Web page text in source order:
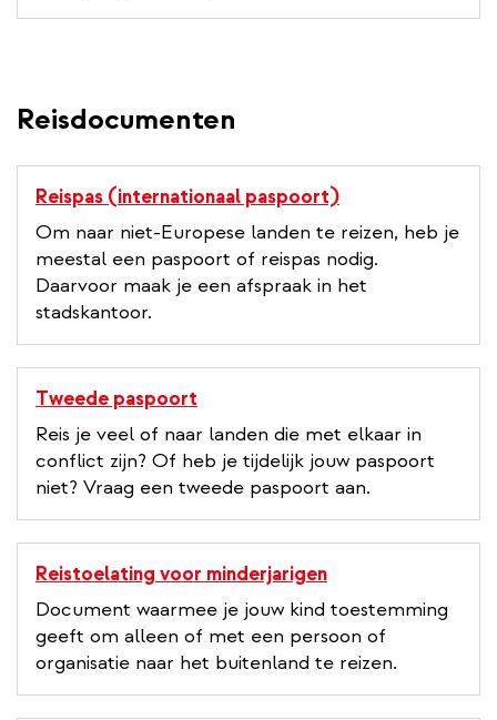
Reisdocumenten
Reispas (internationaal paspoort)
Om naar niet-Europese landen te reizen, heb je
meestal een paspoort of reispas nodig.
Daarvoor maak je een afspraak in het
stadskantoor.
Tweede paspoort
Reis je veel of naar landen die met elkaar in
conflict zijn? Of heb je tijdelijk jouw paspoort
niet? Vraag een tweede paspoort aan.
Reistoelating voor minderjarigen
Document waarmee je jouw kind toestemming
geeft om alleen of met een persoon of
organisatie naar het buitenland te reizen.